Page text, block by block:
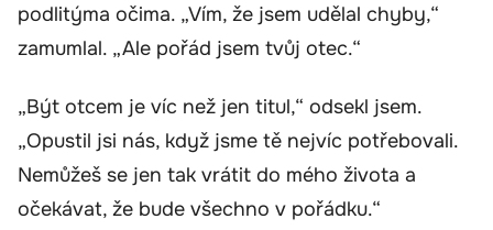
podlitýma očima. „Vím, že jsem udělal chyby,“
zamumlal. „Ale pořád jsem tvůj otec.“
„Být otcem je víc než jen titul,“ odsekl jsem.
„Opustil jsi nás, když jsme tě nejvíc potřebovali.
Nemůžeš se jen tak vrátit do mého života a
očekávat, že bude všechno v pořádku.“